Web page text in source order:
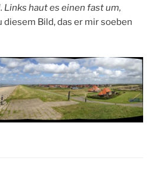
haut es einen fast um,
Bild, das er mir soeben